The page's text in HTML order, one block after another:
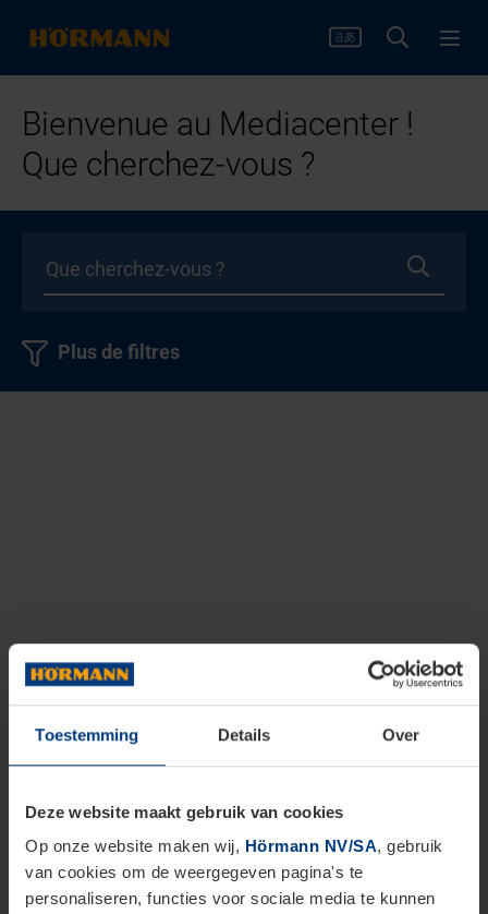
Toestemming Details Over
Deze website maakt gebruik van cookies
Op onze website maken wij, Hörmann NV/SA, gebruik
van cookies om de weergegeven pagina's te
personaliseren, functies voor sociale media te kunnen
Bienvenue au Mediacenter !
Que cherchez-vous ?
Plus de filtres